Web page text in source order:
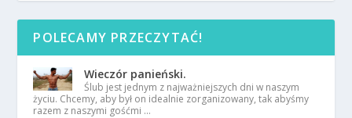
POLECAMY PRZECZYTAĆ!
Wieczór panieński.
Ślub jest jednym z najważniejszych dni w naszym
życiu. Chcemy, aby był on idealnie zorganizowany, tak abyśmy
razem z naszymi gośćmi …